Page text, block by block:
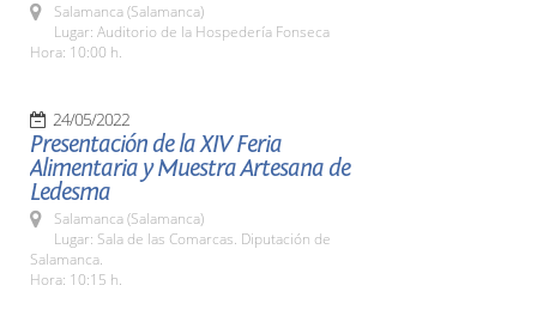
Salamanca (Salamanca)
Lugar: Auditorio de la Hospedería Fonseca
Hora: 10:00 h.
24/05/2022
Presentación de la XIV Feria
Alimentaria y Muestra Artesana de
Ledesma
Salamanca (Salamanca)
Lugar: Sala de las Comarcas. Diputación de
Salamanca.
Hora: 10:15 h.